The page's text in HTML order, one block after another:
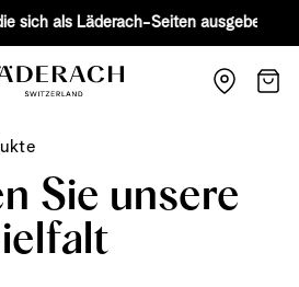
Läderach-Seiten ausgeben.Mehr
Sie unsere